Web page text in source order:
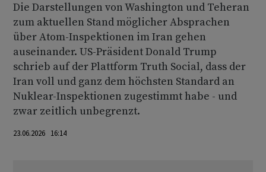
Die Darstellungen von Washington und Teheran
zum aktuellen Stand möglicher Absprachen
über Atom-Inspektionen im Iran gehen
auseinander. US-Präsident Donald Trump
schrieb auf der Plattform Truth Social, dass der
Iran voll und ganz dem höchsten Standard an
Nuklear-Inspektionen zugestimmt habe - und
zwar zeitlich unbegrenzt.
23.06.2026 16:14